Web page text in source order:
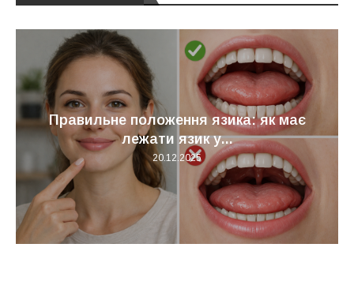
Правильне положення язика: як має
лежати язик у...
20.12.2025